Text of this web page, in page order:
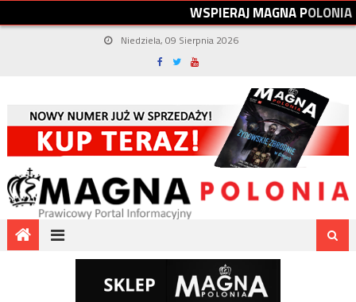
WSPIERAJMAGNAPOLONIA
Niedziela, 09 Sierpnia 2026